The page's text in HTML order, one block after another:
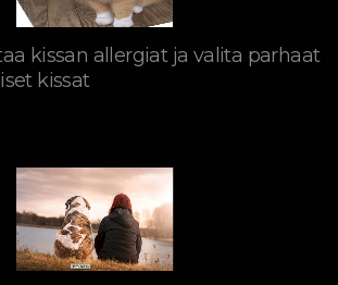
kissan allergiat ja valita parhaat
kissat